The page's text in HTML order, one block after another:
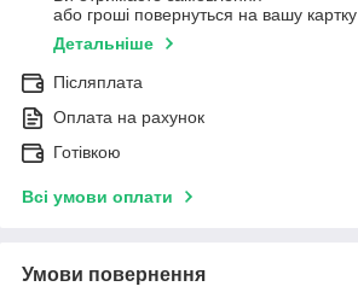
або гроші повернуться на вашу картку
Детальніше
Післяплата
Оплата на рахунок
Готівкою
Всі умови оплати
Умови повернення